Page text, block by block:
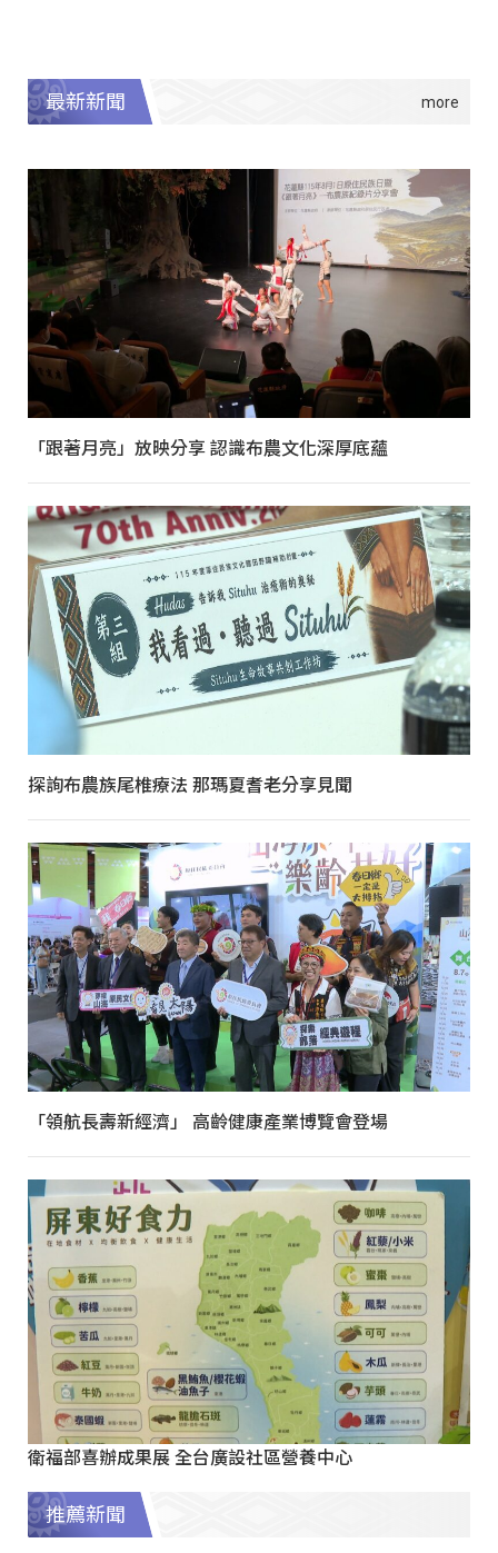
最新新聞
「跟著月亮」放映分享 認識布農文化深厚底蘊
探詢布農族尾椎療法 那瑪夏耆老分享見聞
「領航長壽新經濟」 高齡健康產業博覽會登場
衛福部喜辦成果展 全台廣設社區營養中心
推薦新聞